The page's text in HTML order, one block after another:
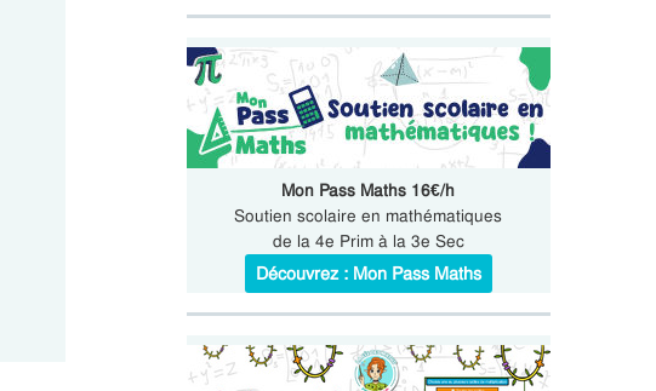
Mon Pass Maths 16€/h
Soutien scolaire en mathématiques
de la 4e Prim à la 3e Sec
Découvrez : Mon Pass Maths